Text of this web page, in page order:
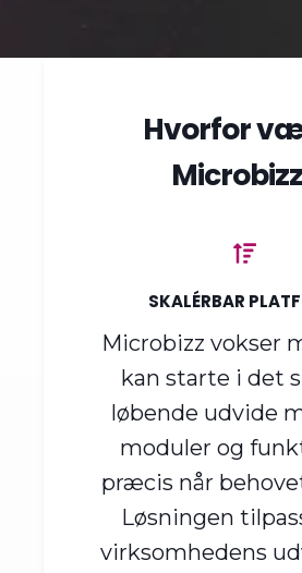
Hvorfor
SKALÉRBAR
Microbizz vokser
kan starte i det
løbende udvide
moduler og
præcis når
Løsningen
virksomhedens